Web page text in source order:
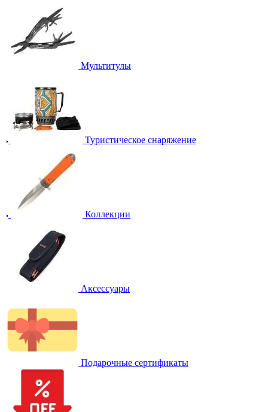
Мультитулы
Туристическое снаряжение
Коллекции
Аксессуары
Подарочные сертификаты